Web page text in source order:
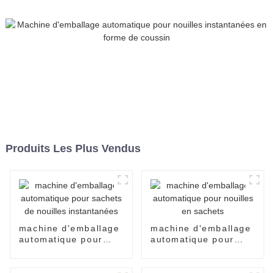
Produits Les Plus Vendus
machine d'emballage
automatique pour
machine d'emballage
automatique pour